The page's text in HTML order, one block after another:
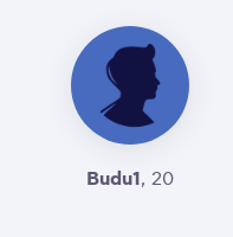
Budu1, 20